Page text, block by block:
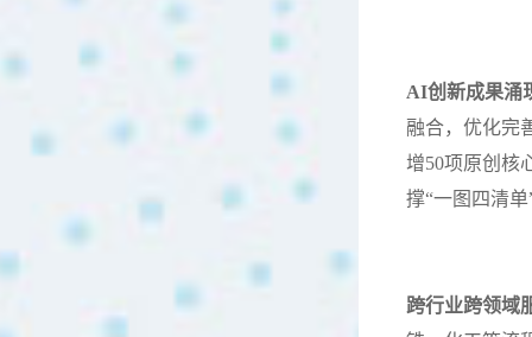
AI创新成果涌
融合，优化完
增50项原创核
撑“一图四清
跨行业跨领域